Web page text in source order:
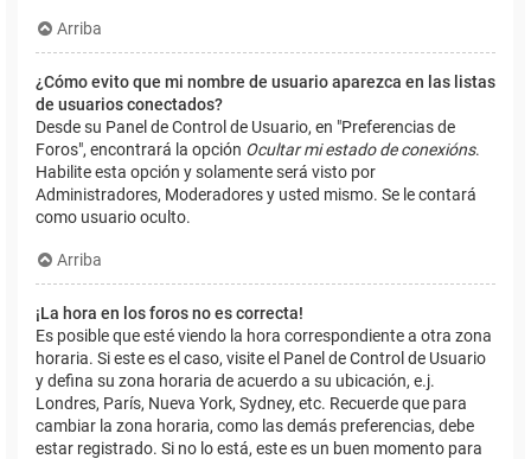
Arriba
¿Cómo evito que mi nombre de usuario aparezca en las listas
de usuarios conectados?
Desde su Panel de Control de Usuario, en "Preferencias de
Foros", encontrará la opción Ocultar mi estado de conexións.
Habilite esta opción y solamente será visto por
Administradores, Moderadores y usted mismo. Se le contará
como usuario oculto.
Arriba
¡La hora en los foros no es correcta!
Es posible que esté viendo la hora correspondiente a otra zona
horaria. Si este es el caso, visite el Panel de Control de Usuario
y defina su zona horaria de acuerdo a su ubicación, e.j.
Londres, París, Nueva York, Sydney, etc. Recuerde que para
cambiar la zona horaria, como las demás preferencias, debe
estar registrado. Si no lo está, este es un buen momento para